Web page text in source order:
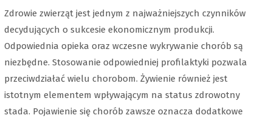
Zdrowie zwierząt jest jednym z najważniejszych czynników
decydujących o sukcesie ekonomicznym produkcji.
Odpowiednia opieka oraz wczesne wykrywanie chorób są
niezbędne. Stosowanie odpowiedniej profilaktyki pozwala
przeciwdziałać wielu chorobom. Żywienie również jest
istotnym elementem wpływającym na status zdrowotny
stada. Pojawienie się chorób zawsze oznacza dodatkowe